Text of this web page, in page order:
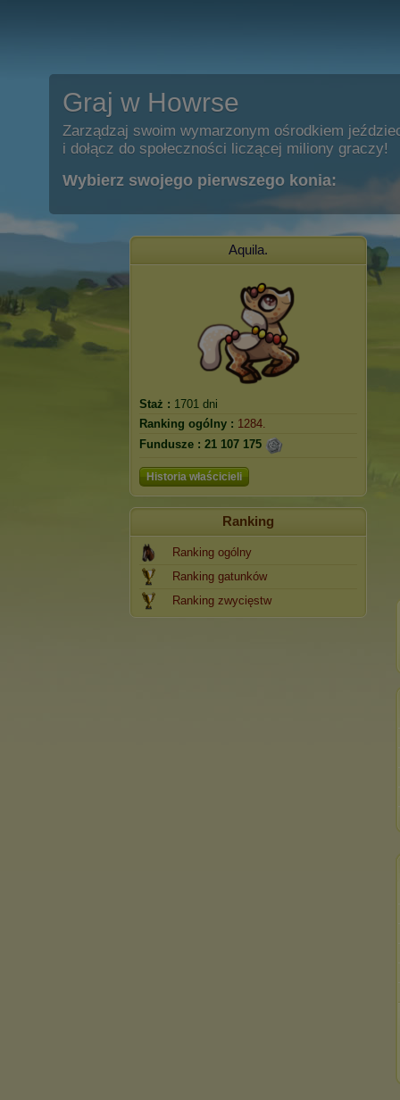
Graj w Howrse
Zarządzaj swoim wymarzonym ośrodkiem
i dołącz do społeczności liczącej miliony graczy!
Wybierz swojego pierwszego konia:
Aquila.
Staż : 1701 dni
Ranking ogólny : 1284.
Fundusze : 21 107 175
Historia właścicieli
Ranking
Ranking ogólny
Ranking gatunków
Ranking zwycięstw